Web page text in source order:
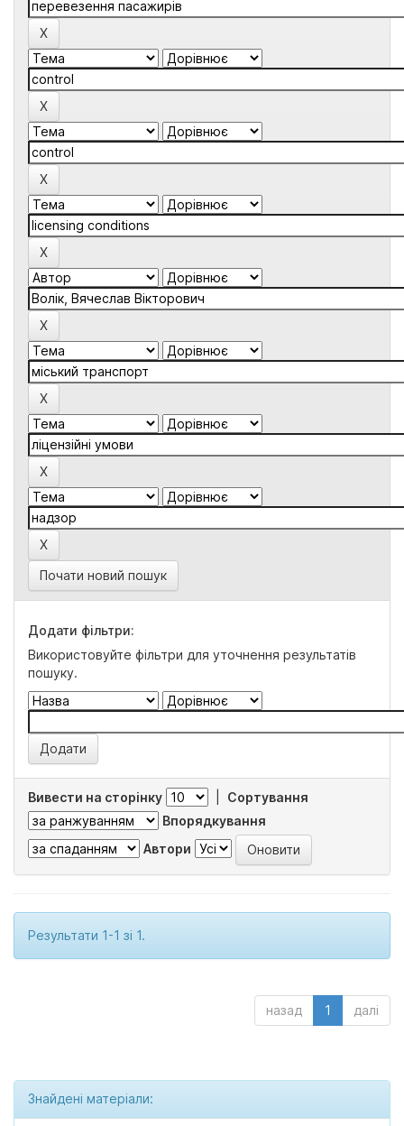
Почати новий пошук
Додати фільтри:
Використовуйте фільтри для уточнення результатів
пошуку.
Вивести на сторінку
Сортування
Впорядкування
Автори
Результати 1-1 зі 1.
назад 1 далі
Знайдені матеріали: